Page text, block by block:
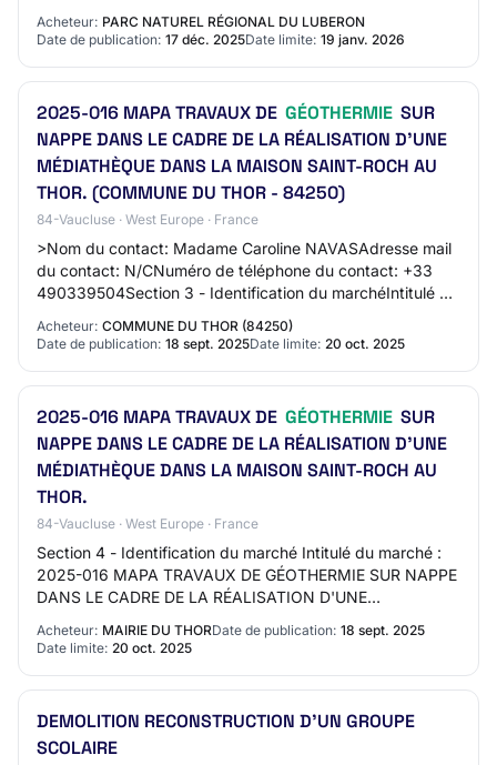
documents - Technical and Professional C…
Acheteur: PARC NATUREL RÉGIONAL DU LUBERON
Date de publication: 17 déc. 2025Date limite: 19 janv. 2026
2025-016 MAPA TRAVAUX DE GÉOTHERMIE SUR
NAPPE DANS LE CADRE DE LA RÉALISATION D'UNE
MÉDIATHÈQUE DANS LA MAISON SAINT-ROCH AU
THOR. (COMMUNE DU THOR - 84250)
84-Vaucluse · West Europe · France
>Nom du contact: Madame Caroline NAVASAdresse mail
du contact: N/CNuméro de téléphone du contact: +33
490339504Section 3 - Identification du marchéIntitulé du
marché: 2025-016 MAPA TRAVAUX DE GÉOTHER…
Acheteur: COMMUNE DU THOR (84250)
Date de publication: 18 sept. 2025Date limite: 20 oct. 2025
2025-016 MAPA TRAVAUX DE GÉOTHERMIE SUR
NAPPE DANS LE CADRE DE LA RÉALISATION D'UNE
MÉDIATHÈQUE DANS LA MAISON SAINT-ROCH AU
THOR.
84-Vaucluse · West Europe · France
Section 4 - Identification du marché Intitulé du marché :
2025-016 MAPA TRAVAUX DE GÉOTHERMIE SUR NAPPE
DANS LE CADRE DE LA RÉALISATION D'UNE
THOR. Code CPV p…
Acheteur: MAIRIE DU THORDate de publication: 18 sept. 2025
Date limite: 20 oct. 2025
DEMOLITION RECONSTRUCTION D'UN GROUPE
SCOLAIRE